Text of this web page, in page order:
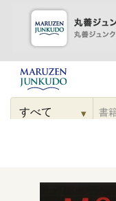
コンテンツに
進む
検
▾